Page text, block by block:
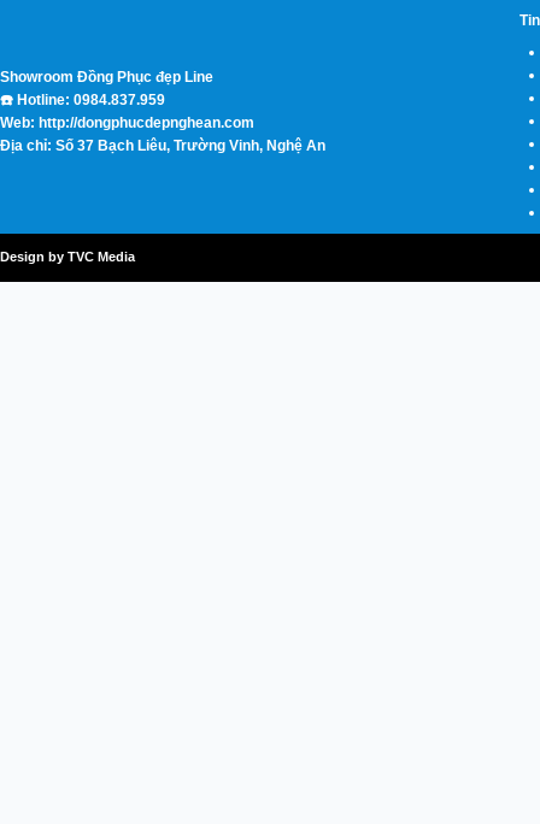
Showroom Đồng Phục đẹp Line
☎️ Hotline: 0984.837.959
Web: http://dongphucdepnghean.com
Địa chỉ: Số 37 Bạch Liêu, Trường Vinh, Nghệ An
Design by TVC Media